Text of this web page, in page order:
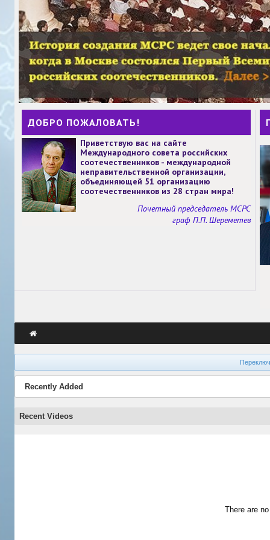
ДОБРО ПОЖАЛОВАТЬ!
Приветствую вас на сайте
Международного совета российских
соотечественников - международной
неправительственной организации,
объединяющей 51 организацию
соотечественников из 28 стран мира!
Почетный председатель МСРС
граф П.П. Шереметев
Recently Added
Recent Videos
There are